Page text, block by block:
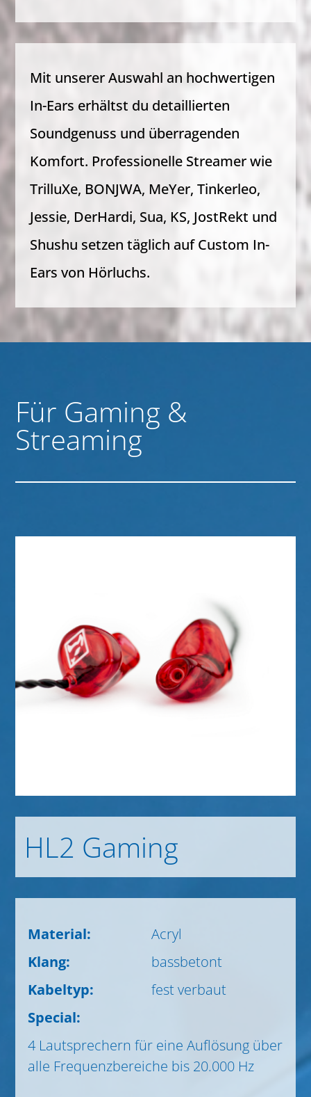
Mit unserer Auswahl an hochwertigen
In-Ears erhältst du detaillierten
Soundgenuss und überragenden
Komfort. Professionelle Streamer wie
TrilluXe, BONJWA, MeYer, Tinkerleo,
Jessie, DerHardi, Sua, KS, JostRekt und
Shushu setzen täglich auf Custom In-
Ears von Hörluchs.
Für Gaming &
Streaming
HL2 Gaming
Material:
Acryl
Klang:
bassbetont
Kabeltyp:
fest verbaut
Special:
4 Lautsprechern für eine Auflösung über
alle Frequenzbereiche bis 20.000 Hz